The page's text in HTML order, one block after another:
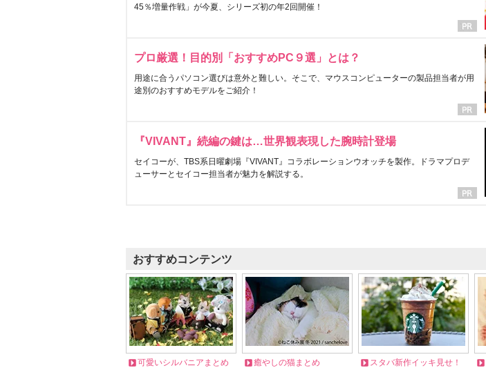
45％増量作戦」が今夏、シリーズ初の年2回開催！
プロ厳選！目的別「おすすめPC９選」とは？
用途に合うパソコン選びは意外と難しい。そこで、マウスコンピューターの製品担当者が用
途別のおすすめモデルをご紹介！
『VIVANT』続編の鍵は…世界観表現した腕時計登場
セイコーが、TBS系日曜劇場『VIVANT』コラボレーションウオッチを製作。ドラマプロデ
ューサーとセイコー担当者が魅力を解説する。
おすすめコンテンツ
可愛いシルバニアまとめ 癒やしの猫まとめ スタバ新作イッキ見せ！